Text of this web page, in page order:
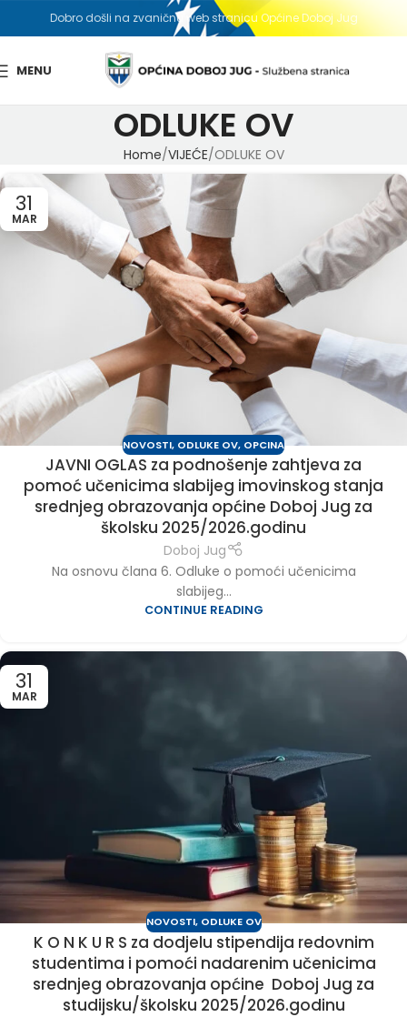
Dobro došli na zvaničnu web stranicu Općine Doboj Jug
MENU
ODLUKE OV
Home VIJEĆE ODLUKE OV
31
MAR
NOVOSTI, ODLUKE OV, OPCINA
JAVNI OGLAS za podnošenje zahtjeva za
pomoć učenicima slabijeg imovinskog stanja
srednjeg obrazovanja općine Doboj Jug za
školsku 2025/2026.godinu
Doboj Jug
Na osnovu člana 6. Odluke o pomoći učenicima
slabijeg...
CONTINUE READING
31
MAR
NOVOSTI, ODLUKE OV
K O N K U R S za dodjelu stipendija redovnim
studentima i pomoći nadarenim učenicima
srednjeg obrazovanja općine Doboj Jug za
studijsku/školsku 2025/2026.godinu